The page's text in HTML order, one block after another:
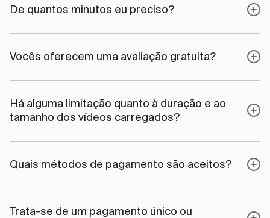
De quantos minutos eu preciso?
Vocês oferecem uma avaliação gratuita?
Há alguma limitação quanto à duração e ao
tamanho dos vídeos carregados?
Quais métodos de pagamento são aceitos?
Trata-se de um pagamento único ou